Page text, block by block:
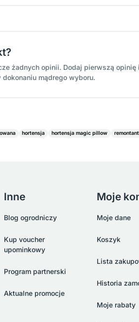
żadnych opinii. Dodaj pierwszą opinię i
mądrego wyboru.
hortensja hortensja magic pillow
Inne
Blog ogrodniczy
Kup voucher
upominkowy
Program partnerski
Aktualne promocje
Moje
Moje dane
Koszyk
Lista
Historia
Moje rabaty